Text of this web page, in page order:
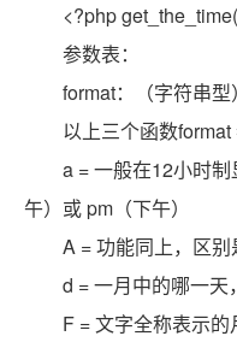
<?php
参数表：
format：（字符串型
以上三个函数format
a = 一般在12小时
午）或 pm（下午）
A = 功能同上，区
d = 一月中的哪一
F = 文字全称表示的